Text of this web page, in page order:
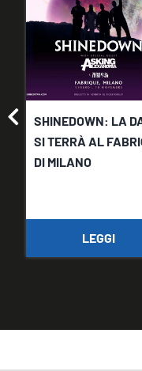
SHINEDOWN: LA
SI TERRÀ AL
DI MILANO
LEGGI